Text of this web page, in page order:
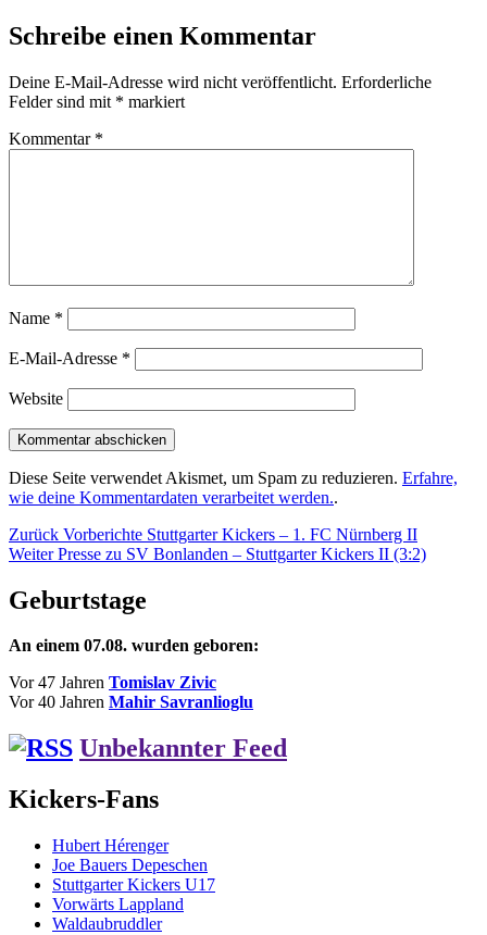
Schreibe einen Kommentar
Deine E-Mail-Adresse wird nicht veröffentlicht. Erforderliche
Felder sind mit * markiert
Kommentar *
Name *
E-Mail-Adresse *
Website
Diese Seite verwendet Akismet, um Spam zu reduzieren. Erfahre,
wie deine Kommentardaten verarbeitet werden..
Beitragsnavigation
Zurück Vorheriger
Beitrag:
Vorberichte Stuttgarter Kickers – 1. FC Nürnberg II
Weiter Nächster
Presse zu SV Bonlanden – Stuttgarter Kickers II (3:2)
Geburtstage
An einem 07.08. wurden geboren:
Vor 47 Jahren Tomislav Zivic
Vor 40 Jahren Mahir Savranlioglu
Unbekannter Feed
Kickers-Fans
Hubert Hérenger
Joe Bauers Depeschen
Stuttgarter Kickers U17
Vorwärts Lappland
Waldaubruddler